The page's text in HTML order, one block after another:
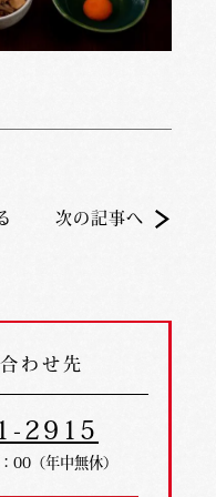
次の記事へ
わせ先
2915
00（年中無休）